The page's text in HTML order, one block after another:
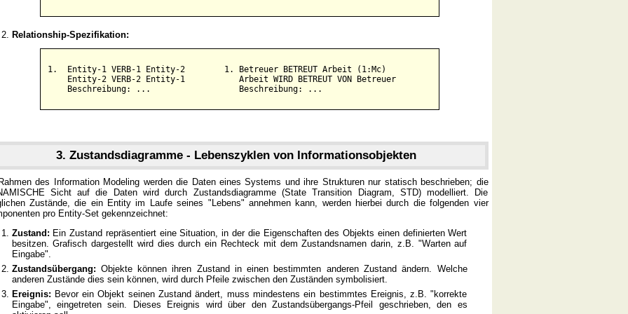
Relationship-Spezifikation:
1.  Entity-1 VERB-1 Entity-2        1. Betreuer BETREUT Arbeit (1:Mc)
    Entity-2 VERB-2 Entity-1           Arbeit WIRD BETREUT VON Betreuer
3. Zustandsdiagramme - Lebenszyklen von Informationsobjekten
des Information Modeling werden die Daten eines Systems und ihre Strukturen nur statisch beschrieben; die
Sicht auf die Daten wird durch Zustandsdiagramme (State Transition Diagram, STD) modelliert. Die
Zustände, die ein Entity im Laufe seines "Lebens" annehmen kann, werden hierbei durch die folgenden vier
pro Entity-Set gekennzeichnet:
Zustand: Ein Zustand repräsentiert eine Situation, in der die Eigenschaften des Objekts einen definierten Wert
besitzen. Grafisch dargestellt wird dies durch ein Rechteck mit dem Zustandsnamen darin, z.B. "Warten auf
Eingabe".
Zustandsübergang: Objekte können ihren Zustand in einen bestimmten anderen Zustand ändern. Welche
anderen Zustände dies sein können, wird durch Pfeile zwischen den Zuständen symbolisiert.
Ereignis: Bevor ein Objekt seinen Zustand ändert, muss mindestens ein bestimmtes Ereignis, z.B. "korrekte
Eingabe", eingetreten sein. Dieses Ereignis wird über den Zustandsübergangs-Pfeil geschrieben, den es